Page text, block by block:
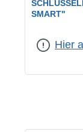
SMART"
Hier